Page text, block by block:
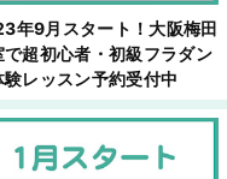
年9月スタート！大阪梅田
で超初心者・初級フラダン
験レッスン予約受付中